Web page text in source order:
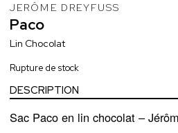
JERÔME DREYFUSS
Paco
Lin Chocolat
Rupture de stock
DESCRIPTION
Sac Paco en lin chocolat –